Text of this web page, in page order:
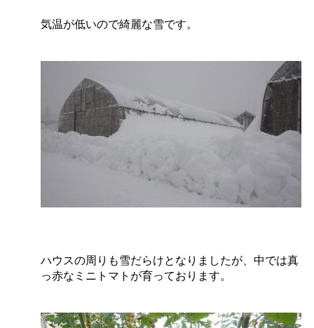
気温が低いので綺麗な雪です。
ハウスの周りも雪だらけとなりましたが、中では真
っ赤なミニトマトが育っております。